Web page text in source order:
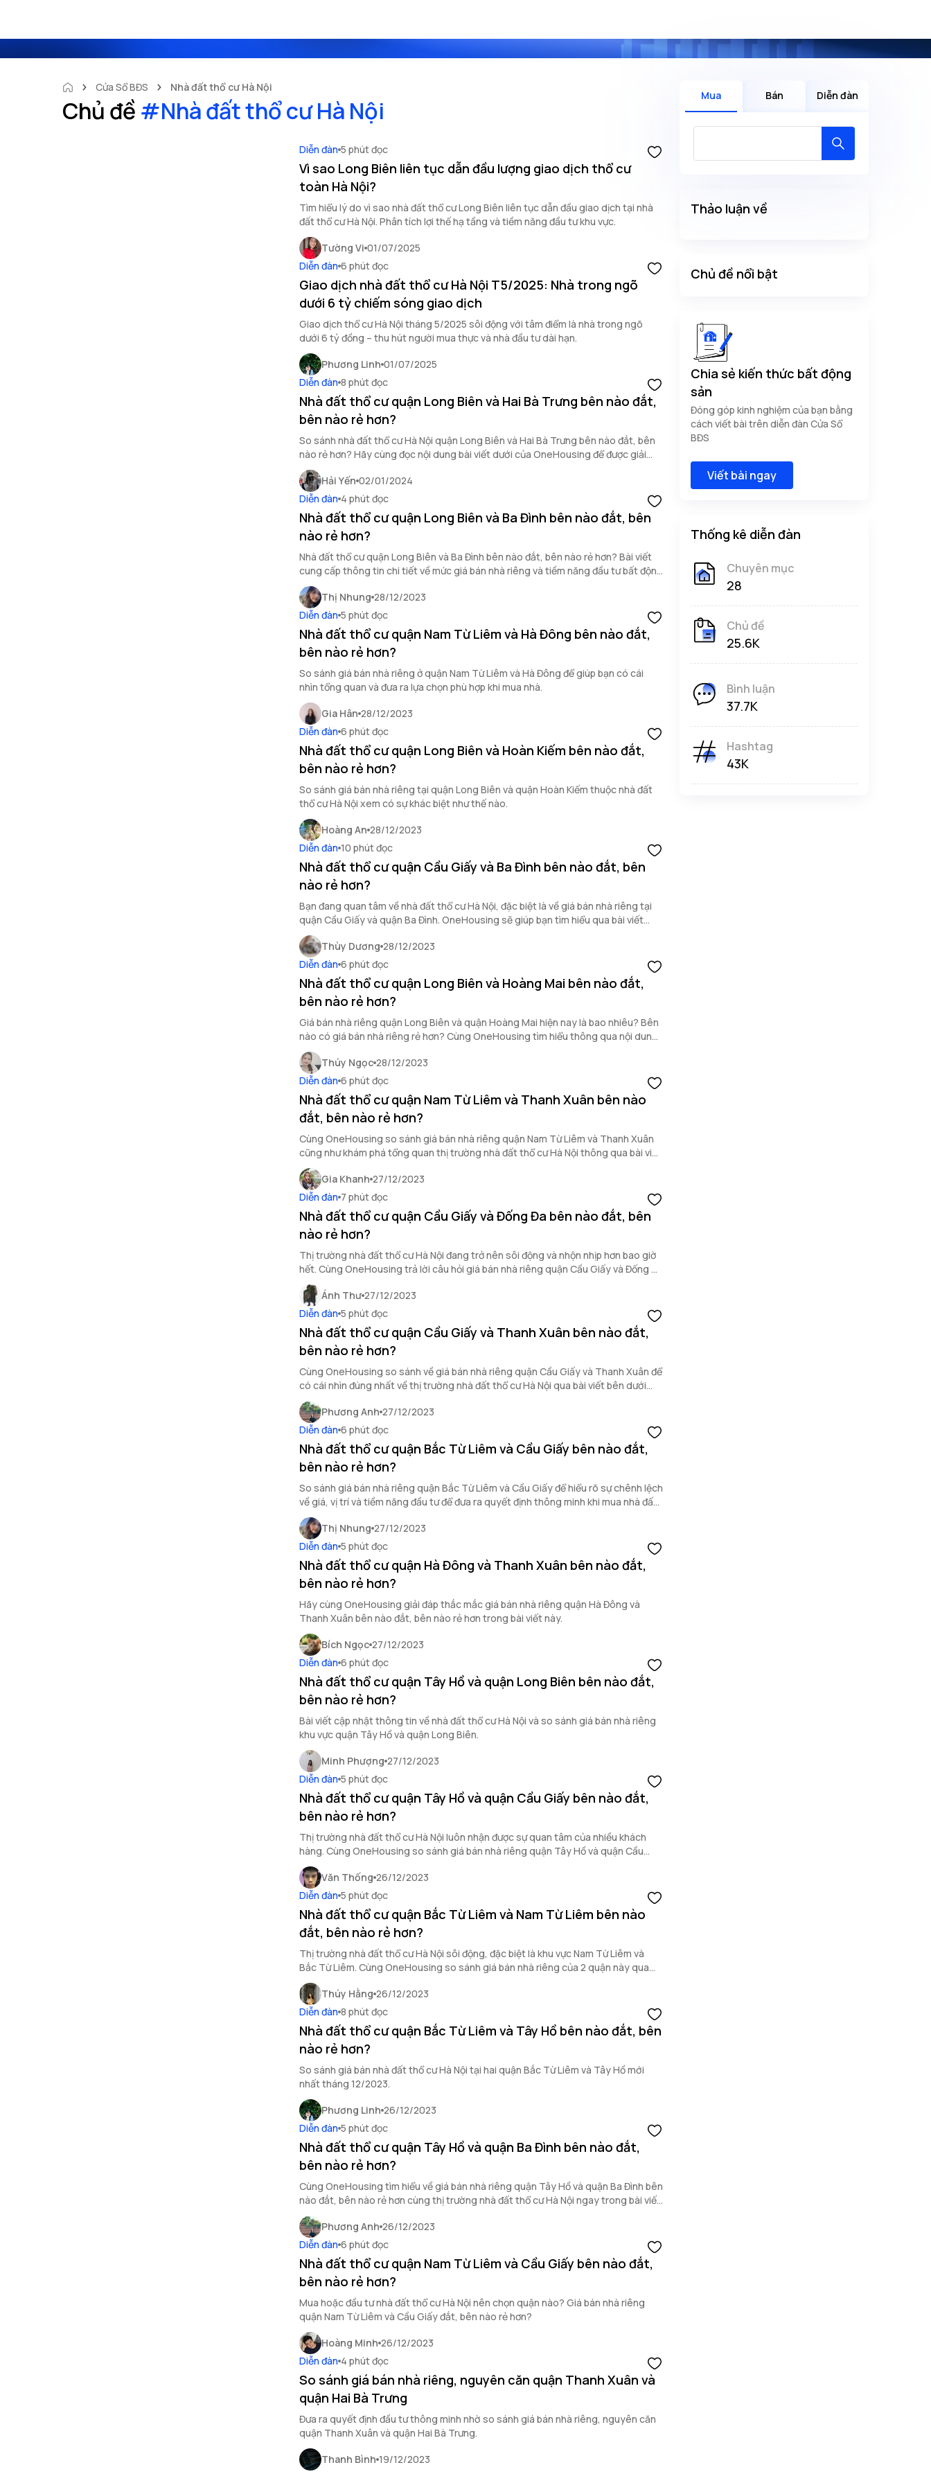
Cửa Sổ BĐS Nhà đất thổ cư Hà Nội
Chủ đề #Nhà đất thổ cư Hà Nội
Diễn đàn 5 phút đọc
Vì sao Long Biên liên tục dẫn đầu lượng giao dịch thổ cư
toàn Hà Nội?
Tìm hiểu lý do vì sao nhà đất thổ cư Long Biên liên tục dẫn đầu giao dịch tại nhà
đất thổ cư Hà Nội. Phân tích lợi thế hạ tầng và tiềm năng đầu tư khu vực.
Tường Vi 01/07/2025
Diễn đàn 6 phút đọc
Giao dịch nhà đất thổ cư Hà Nội T5/2025: Nhà trong ngõ
dưới 6 tỷ chiếm sóng giao dịch
Giao dịch thổ cư Hà Nội tháng 5/2025 sôi động với tâm điểm là nhà trong ngõ
dưới 6 tỷ đồng – thu hút người mua thực và nhà đầu tư dài hạn.
Phương Linh 01/07/2025
Diễn đàn 8 phút đọc
Nhà đất thổ cư quận Long Biên và Hai Bà Trưng bên nào đắt,
bên nào rẻ hơn?
So sánh nhà đất thổ cư Hà Nội quận Long Biên và Hai Bà Trưng bên nào đắt, bên
nào rẻ hơn? Hãy cùng đọc nội dung bài viết dưới của OneHousing để được giải
đáp.
Hải Yến 02/01/2024
Diễn đàn 4 phút đọc
Nhà đất thổ cư quận Long Biên và Ba Đình bên nào đắt, bên
nào rẻ hơn?
Nhà đất thổ cư quận Long Biên và Ba Đình bên nào đắt, bên nào rẻ hơn? Bài viết
cung cấp thông tin chi tiết về mức giá bán nhà riêng và tiềm năng đầu tư bất động
sản tại hai quận nổi tiếng của Hà Nội.
Thị Nhung 28/12/2023
Diễn đàn 5 phút đọc
Nhà đất thổ cư quận Nam Từ Liêm và Hà Đông bên nào đắt,
bên nào rẻ hơn?
So sánh giá bán nhà riêng ở quận Nam Từ Liêm và Hà Đông để giúp bạn có cái
nhìn tổng quan và đưa ra lựa chọn phù hợp khi mua nhà.
Gia Hân 28/12/2023
Diễn đàn 6 phút đọc
Nhà đất thổ cư quận Long Biên và Hoàn Kiếm bên nào đắt,
bên nào rẻ hơn?
So sánh giá bán nhà riêng tại quận Long Biên và quận Hoàn Kiếm thuộc nhà đất
thổ cư Hà Nội xem có sự khác biệt như thế nào.
Hoàng An 28/12/2023
Diễn đàn 10 phút đọc
Nhà đất thổ cư quận Cầu Giấy và Ba Đình bên nào đắt, bên
nào rẻ hơn?
Bạn đang quan tâm về nhà đất thổ cư Hà Nội, đặc biệt là về giá bán nhà riêng tại
quận Cầu Giấy và quận Ba Đình. OneHousing sẽ giúp bạn tìm hiểu qua bài viết
sau.
Thùy Dương 28/12/2023
Diễn đàn 6 phút đọc
Nhà đất thổ cư quận Long Biên và Hoàng Mai bên nào đắt,
bên nào rẻ hơn?
Giá bán nhà riêng quận Long Biên và quận Hoàng Mai hiện nay là bao nhiêu? Bên
nào có giá bán nhà riêng rẻ hơn? Cùng OneHousing tìm hiểu thông qua nội dung
của bài viết dưới đây.
Thúy Ngọc 28/12/2023
Diễn đàn 6 phút đọc
Nhà đất thổ cư quận Nam Từ Liêm và Thanh Xuân bên nào
đắt, bên nào rẻ hơn?
Cùng OneHousing so sánh giá bán nhà riêng quận Nam Từ Liêm và Thanh Xuân
cũng như khám phá tổng quan thị trường nhà đất thổ cư Hà Nội thông qua bài viết
sau!
Gia Khanh 27/12/2023
Diễn đàn 7 phút đọc
Nhà đất thổ cư quận Cầu Giấy và Đống Đa bên nào đắt, bên
nào rẻ hơn?
Thị trường nhà đất thổ cư Hà Nội đang trở nên sôi động và nhộn nhịp hơn bao giờ
hết. Cùng OneHousing trả lời câu hỏi giá bán nhà riêng quận Cầu Giấy và Đống Đa
bên nào đắt, bên nào rẻ hơn?
Ánh Thư 27/12/2023
Diễn đàn 5 phút đọc
Nhà đất thổ cư quận Cầu Giấy và Thanh Xuân bên nào đắt,
bên nào rẻ hơn?
Cùng OneHousing so sánh về giá bán nhà riêng quận Cầu Giấy và Thanh Xuân để
có cái nhìn đúng nhất về thị trường nhà đất thổ cư Hà Nội qua bài viết bên dưới
đây!
Phương Anh 27/12/2023
Diễn đàn 6 phút đọc
Nhà đất thổ cư quận Bắc Từ Liêm và Cầu Giấy bên nào đắt,
bên nào rẻ hơn?
So sánh giá bán nhà riêng quận Bắc Từ Liêm và Cầu Giấy để hiểu rõ sự chênh lệch
về giá, vị trí và tiềm năng đầu tư để đưa ra quyết định thông minh khi mua nhà đất
thổ cư Hà Nội.
Thị Nhung 27/12/2023
Diễn đàn 5 phút đọc
Nhà đất thổ cư quận Hà Đông và Thanh Xuân bên nào đắt,
bên nào rẻ hơn?
Hãy cùng OneHousing giải đáp thắc mắc giá bán nhà riêng quận Hà Đông và
Thanh Xuân bên nào đắt, bên nào rẻ hơn trong bài viết này.
Bích Ngọc 27/12/2023
Diễn đàn 6 phút đọc
Nhà đất thổ cư quận Tây Hồ và quận Long Biên bên nào đắt,
bên nào rẻ hơn?
Bài viết cập nhật thông tin về nhà đất thổ cư Hà Nội và so sánh giá bán nhà riêng
khu vực quận Tây Hồ và quận Long Biên.
Minh Phượng 27/12/2023
Diễn đàn 5 phút đọc
Nhà đất thổ cư quận Tây Hồ và quận Cầu Giấy bên nào đắt,
bên nào rẻ hơn?
Thị trường nhà đất thổ cư Hà Nội luôn nhận được sự quan tâm của nhiều khách
hàng. Cùng OneHousing so sánh giá bán nhà riêng quận Tây Hồ và quận Cầu
Giấy qua bài viết sau!
Văn Thống 26/12/2023
Diễn đàn 5 phút đọc
Nhà đất thổ cư quận Bắc Từ Liêm và Nam Từ Liêm bên nào
đắt, bên nào rẻ hơn?
Thị trường nhà đất thổ cư Hà Nội sôi động, đặc biệt là khu vực Nam Từ Liêm và
Bắc Từ Liêm. Cùng OneHousing so sánh giá bán nhà riêng của 2 quận này qua
bài viết sau!
Thúy Hằng 26/12/2023
Diễn đàn 8 phút đọc
Nhà đất thổ cư quận Bắc Từ Liêm và Tây Hồ bên nào đắt, bên
nào rẻ hơn?
So sánh giá bán nhà đất thổ cư Hà Nội tại hai quận Bắc Từ Liêm và Tây Hồ mới
nhất tháng 12/2023.
Phương Linh 26/12/2023
Diễn đàn 5 phút đọc
Nhà đất thổ cư quận Tây Hồ và quận Ba Đình bên nào đắt,
bên nào rẻ hơn?
Cùng OneHousing tìm hiểu về giá bán nhà riêng quận Tây Hồ và quận Ba Đình bên
nào đắt, bên nào rẻ hơn cùng thị trường nhà đất thổ cư Hà Nội ngay trong bài viết
bên dưới đây nhé!
Phương Anh 26/12/2023
Diễn đàn 6 phút đọc
Nhà đất thổ cư quận Nam Từ Liêm và Cầu Giấy bên nào đắt,
bên nào rẻ hơn?
Mua hoặc đầu tư nhà đất thổ cư Hà Nội nên chọn quận nào? Giá bán nhà riêng
quận Nam Từ Liêm và Cầu Giấy đắt, bên nào rẻ hơn?
Hoàng Minh 26/12/2023
Diễn đàn 4 phút đọc
So sánh giá bán nhà riêng, nguyên căn quận Thanh Xuân và
quận Hai Bà Trưng
Đưa ra quyết định đầu tư thông minh nhờ so sánh giá bán nhà riêng, nguyên căn
quận Thanh Xuân và quận Hai Bà Trưng.
Thanh Bình 19/12/2023
Mua Bán Diễn đàn
Thảo luận về
Chủ đề nổi bật
Chia sẻ kiến thức bất động
sản
Đóng góp kinh nghiệm của bạn bằng
cách viết bài trên diễn đàn Cửa Sổ
BĐS
Viết bài ngay
Thống kê diễn đàn
Chuyên mục
28
Chủ đề
25.6K
Bình luận
37.7K
Hashtag
43K